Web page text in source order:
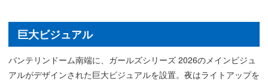
巨大ビジュアル
バンテリンドーム南端に、ガールズシリーズ 2026のメインビジュ
アルがデザインされた巨⼤ビジュアルを設置。夜はライトアップを